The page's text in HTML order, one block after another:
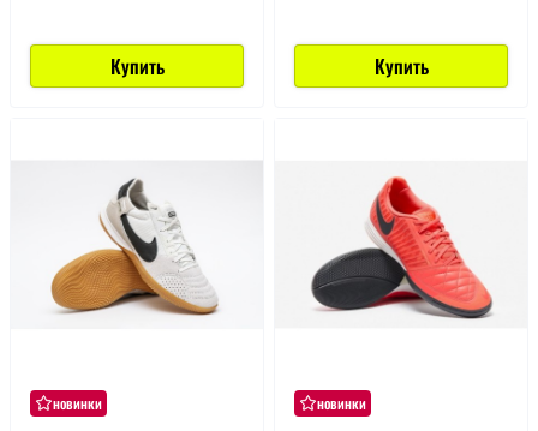
Купить Купить
новинки новинки